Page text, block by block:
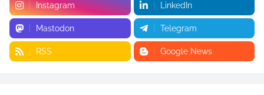
Instagram LinkedIn
Mastodon Telegram
RSS Google News